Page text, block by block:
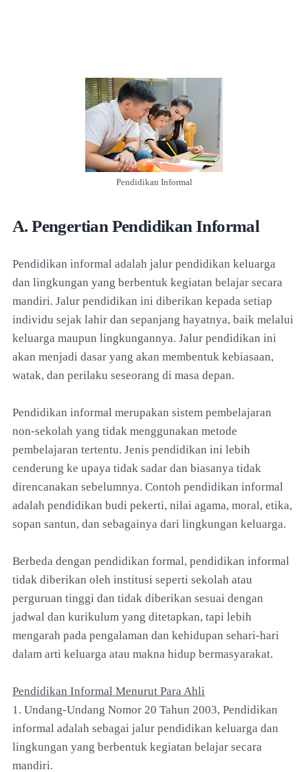
Pendidikan Informal
A. Pengertian Pendidikan Informal
Pendidikan informal adalah jalur pendidikan keluarga
dan lingkungan yang berbentuk kegiatan belajar secara
mandiri. Jalur pendidikan ini diberikan kepada setiap
individu sejak lahir dan sepanjang hayatnya, baik melalui
keluarga maupun lingkungannya. Jalur pendidikan ini
akan menjadi dasar yang akan membentuk kebiasaan,
watak, dan perilaku seseorang di masa depan.
Pendidikan informal merupakan sistem pembelajaran
non-sekolah yang tidak menggunakan metode
pembelajaran tertentu. Jenis pendidikan ini lebih
cenderung ke upaya tidak sadar dan biasanya tidak
direncanakan sebelumnya. Contoh pendidikan informal
adalah pendidikan budi pekerti, nilai agama, moral, etika,
sopan santun, dan sebagainya dari lingkungan keluarga.
Berbeda dengan pendidikan formal, pendidikan informal
tidak diberikan oleh institusi seperti sekolah atau
perguruan tinggi dan tidak diberikan sesuai dengan
jadwal dan kurikulum yang ditetapkan, tapi lebih
mengarah pada pengalaman dan kehidupan sehari-hari
dalam arti keluarga atau makna hidup bermasyarakat.
Pendidikan Informal Menurut Para Ahli
1. Undang-Undang Nomor 20 Tahun 2003, Pendidikan
informal adalah sebagai jalur pendidikan keluarga dan
lingkungan yang berbentuk kegiatan belajar secara
mandiri.